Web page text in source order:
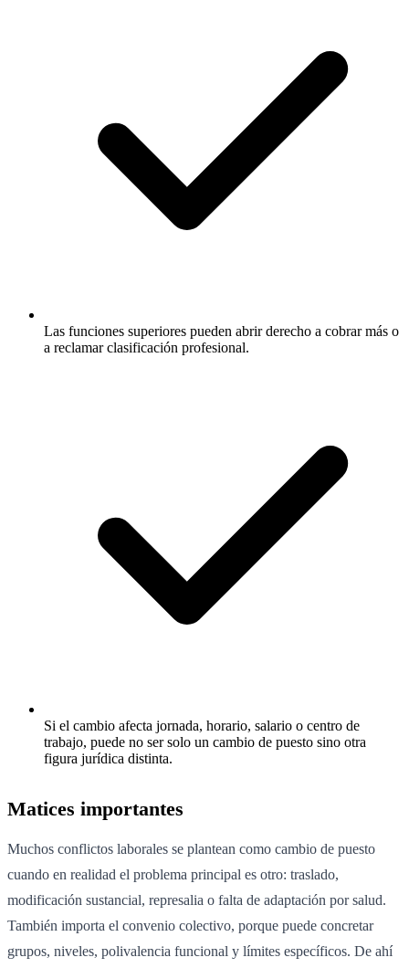
Las funciones superiores pueden abrir derecho a cobrar más o
a reclamar clasificación profesional.
Si el cambio afecta jornada, horario, salario o centro de
trabajo, puede no ser solo un cambio de puesto sino otra
figura jurídica distinta.
Matices importantes
Muchos conflictos laborales se plantean como cambio de puesto
cuando en realidad el problema principal es otro: traslado,
modificación sustancial, represalia o falta de adaptación por salud.
También importa el convenio colectivo, porque puede concretar
grupos, niveles, polivalencia funcional y límites específicos. De ahí